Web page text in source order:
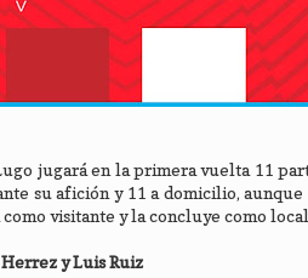
jugará en la primera vuelta 11
su afición y 11 a domicilio,
visitante y la concluye como
y Luis Ruiz